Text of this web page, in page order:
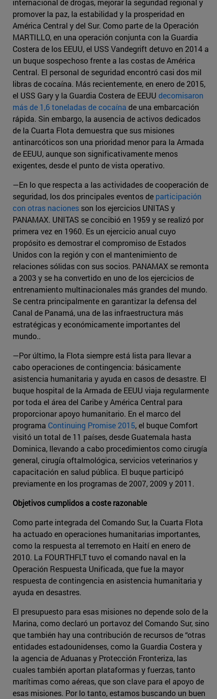
internacional de drogas, mejorar la seguridad regional y
promover la paz, la estabilidad y la prosperidad en
América Central y del Sur. Como parte de la Operación
MARTILLO, en una operación conjunta con la Guardia
Costera de los EEUU, el USS Vandegrift detuvo en 2014 a
un buque sospechoso frente a las costas de América
Central. El personal de seguridad encontró casi dos mil
libras de cocaína. Más recientemente, en enero de 2015,
el USS Gary y la Guardia Costera de EEUU decomisaron
más de 1,6 toneladas de cocaína de una embarcación
rápida. Sin embargo, la ausencia de activos dedicados
de la Cuarta Flota demuestra que sus misiones
antinarcóticos son una prioridad menor para la Armada
de EEUU, aunque son significativamente menos
exigentes, desde el punto de vista operativo.
—En lo que respecta a las actividades de cooperación de
seguridad, los dos principales eventos de participación
con otras naciones son los ejercicios UNITAS y
PANAMAX. UNITAS se concibió en 1959 y se realizó por
primera vez en 1960. Es un ejercicio anual cuyo
propósito es demostrar el compromiso de Estados
Unidos con la región y con el mantenimiento de
relaciones sólidas con sus socios. PANAMAX se remonta
a 2003 y se ha convertido en uno de los ejercicios de
entrenamiento multinacionales más grandes del mundo.
Se centra principalmente en garantizar la defensa del
Canal de Panamá, una de las infraestructura más
estratégicas y económicamente importantes del
mundo..
—Por último, la Flota siempre está lista para llevar a
cabo operaciones de contingencia: básicamente
asistencia humanitaria y ayuda en casos de desastre. El
buque hospital de la Armada de EEUU viaja regularmente
por toda el área del Caribe y América Central para
proporcionar apoyo humanitario. En el marco del
programa Continuing Promise 2015, el buque Comfort
visitó un total de 11 países, desde Guatemala hasta
Dominica, llevando a cabo procedimientos como cirugía
general, cirugía oftalmológica, servicios veterinarios y
capacitación en salud pública. El buque participó
previamente en los programas de 2007, 2009 y 2011.
Objetivos cumplidos a coste razonable
Como parte integrada del Comando Sur, la Cuarta Flota
ha actuado en operaciones humanitarias importantes,
como la respuesta al terremoto en Haití en enero de
2010. La FOURTHFLT tuvo el comando naval en la
Operación Respuesta Unificada, que fue la mayor
respuesta de contingencia en asistencia humanitaria y
ayuda en desastres.
El presupuesto para esas misiones no depende solo de la
Marina, como declaró un portavoz del Comando Sur, sino
que también hay una contribución de recursos de “otras
entidades estadounidenses, como la Guardia Costera y
la agencia de Aduanas y Protección Fronteriza, las
cuales también aportan plataformas y fuerzas, tanto
marítimas como aéreas, que son clave para el apoyo de
esas misiones. Por lo tanto, estamos buscando un buen